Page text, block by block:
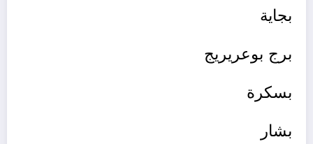
بجاية
برج بوعريريج
بسكرة
بشار